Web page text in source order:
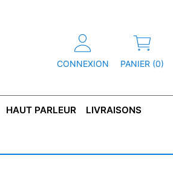
CONNEXION PANIER (0)
HAUT PARLEUR LIVRAISONS